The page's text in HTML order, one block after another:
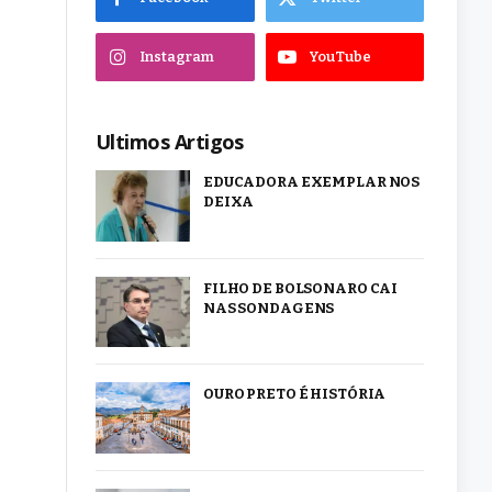
Instagram YouTube
Ultimos Artigos
EDUCADORA EXEMPLAR NOS
DEIXA
FILHO DE BOLSONARO CAI
NAS SONDAGENS
OURO PRETO É HISTÓRIA